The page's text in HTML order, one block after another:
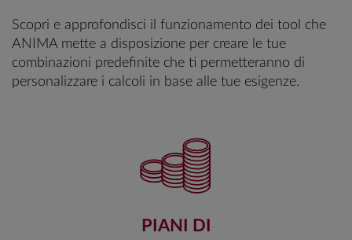
Scopri e approfondisci il funzionamento dei tool che
ANIMA mette a disposizione per creare le tue
combinazioni predefinite che ti permetteranno di
personalizzare i calcoli in base alle tue esigenze.
PIANI DI